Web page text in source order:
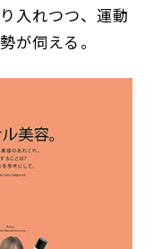
入れつつ、運動
が伺える。